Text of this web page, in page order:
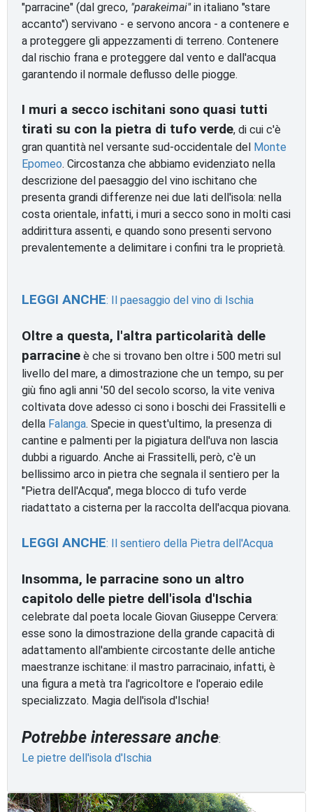
"parracine" (dal greco, "parakeimai"in italiano "stare
accanto") servivano - e servono ancora - a contenere e
a proteggere gli appezzamenti di terreno. Contenere
dal rischio frana e proteggere dal vento e dall'acqua
garantendo il normale deflusso delle piogge.
I muri a secco ischitani sono quasi tutti
tirati su con la pietra di tufo verde, di cui c'è
gran quantità nel versante sud-occidentale del Monte
Epomeo. Circostanza che abbiamo evidenziato nella
descrizione del paesaggio del vino ischitano che
presenta grandi differenze nei due lati dell'isola: nella
costa orientale, infatti, i muri a secco sono in molti casi
addirittura assenti, e quando sono presenti servono
prevalentemente a delimitare i confini tra le proprietà.
LEGGI ANCHE: Il paesaggio del vino di Ischia
Oltre a questa, l'altra particolarità delle
parracine è che si trovano ben oltre i 500 metri sul
livello del mare, a dimostrazione che un tempo, su per
giù fino agli anni '50 del secolo scorso, la vite veniva
coltivata dove adesso ci sono i boschi dei Frassitelli e
della Falanga. Specie in quest'ultimo, la presenza di
cantine e palmenti per la pigiatura dell'uva non lascia
dubbi a riguardo. Anche ai Frassitelli, però, c'è un
bellissimo arco in pietra che segnala il sentiero per la
"Pietra dell'Acqua", mega blocco di tufo verde
riadattato a cisterna per la raccolta dell'acqua piovana.
LEGGI ANCHE: Il sentiero della Pietra dell'Acqua
Insomma, le parracine sono un altro
capitolo delle pietre dell'isola d'Ischia
celebrate dal poeta locale Giovan Giuseppe Cervera:
esse sono la dimostrazione della grande capacità di
adattamento all'ambiente circostante delle antiche
maestranze ischitane: il mastro parracinaio, infatti, è
una figura a metà tra l'agricoltore e l'operaio edile
specializzato. Magia dell'isola d'Ischia!
Potrebbe interessare anche:
Le pietre dell'isola d'Ischia